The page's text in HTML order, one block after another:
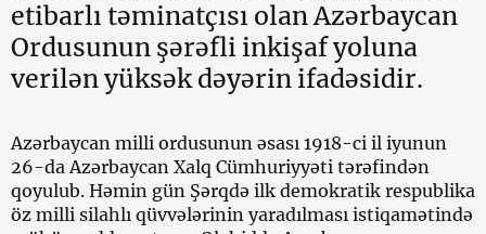
etibarlı təminatçısı olan Azərbaycan
Ordusunun şərəfli inkişaf yoluna
verilən yüksək dəyərin ifadəsidir.
Azərbaycan milli ordusunun əsası 1918-ci il iyunun
26-da Azərbaycan Xalq Cümhuriyyəti tərəfindən
qoyulub. Həmin gün Şərqdə ilk demokratik respublika
öz milli silahlı qüvvələrinin yaradılması istiqamətində